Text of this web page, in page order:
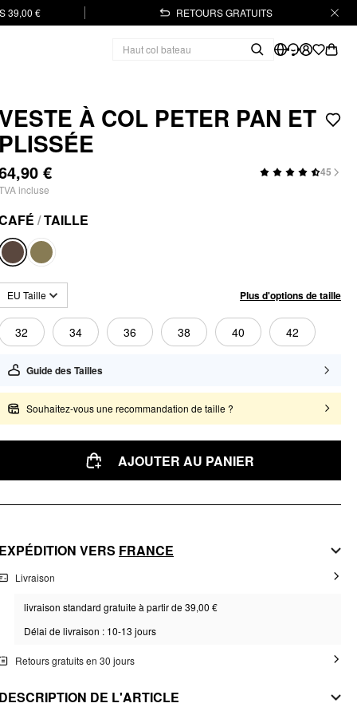
39,00 € RETOURS GRATUITS
À COL PETER PAN ET
PLISSÉE
€ 45
incluse
/TAILLE
EU Taille Plus d'options de taille
32 34 36 38 40 42
Guide des Tailles
Souhaitez-vous une recommandation de taille ?
AJOUTER AU PANIER
EXPÉDITION VERS FRANCE
Livraison
livraison standard gratuite à partir de 39,00 €
Délai de livraison : 10-13 jours
Retours gratuits en 30 jours
DESCRIPTION DE L'ARTICLE